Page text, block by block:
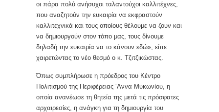
οι πάρα πολύ ανήσυχοι ταλαντούχοι καλλιτέχνες,
που αναζητούν την ευκαιρία να εκφραστούν
καλλιτεχνικά και τους οποίους θέλουμε να ζουν και
να δημιουργούν στον τόπο μας, τους δίνουμε
δηλαδή την ευκαιρία να το κάνουν εδώ», είπε
χαιρετώντας το νέο θεσμό ο κ. Τζιτζικώστας.
Όπως συμπλήρωσε η πρόεδρος του Κέντρο
Πολιτισμού της Περιφέρειας ‘Αννα Μυκωνίου, η
οποία ανανέωσε τη θητεία της μετά τις πρόσφατες
αρχαιρεσίες, η ανάγκη για τη δημιουργία του